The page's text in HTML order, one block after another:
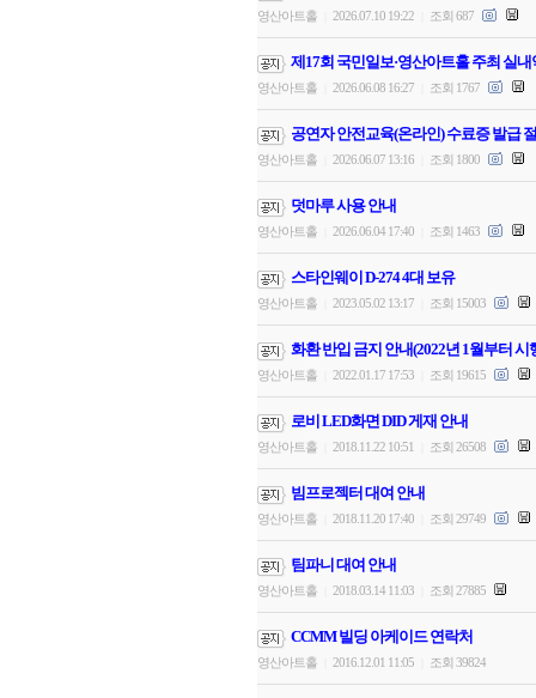
영산아트홀 2026.07.10 19:22 조회 687
제17회 국민일보·영산아트홀 주최 실
영산아트홀 2026.06.08 16:27 조회 1767
공연자 안전교육(온라인) 수료증 발급
영산아트홀 2026.06.07 13:16 조회 1800
덧마루 사용 안내
영산아트홀 2026.06.04 17:40 조회 1463
스타인웨이 D-274 4대 보유
영산아트홀 2023.05.02 13:17 조회 15003
화환 반입 금지 안내(2022년 1월부터 시
영산아트홀 2022.01.17 17:53 조회 19615
로비 LED화면 DID 게재 안내
영산아트홀 2018.11.22 10:51 조회 26508
빔프로젝터 대여 안내
영산아트홀 2018.11.20 17:40 조회 29749
팀파니 대여 안내
영산아트홀 2018.03.14 11:03 조회 27885
CCMM 빌딩 아케이드 연락처
영산아트홀 2016.12.01 11:05 조회 39824